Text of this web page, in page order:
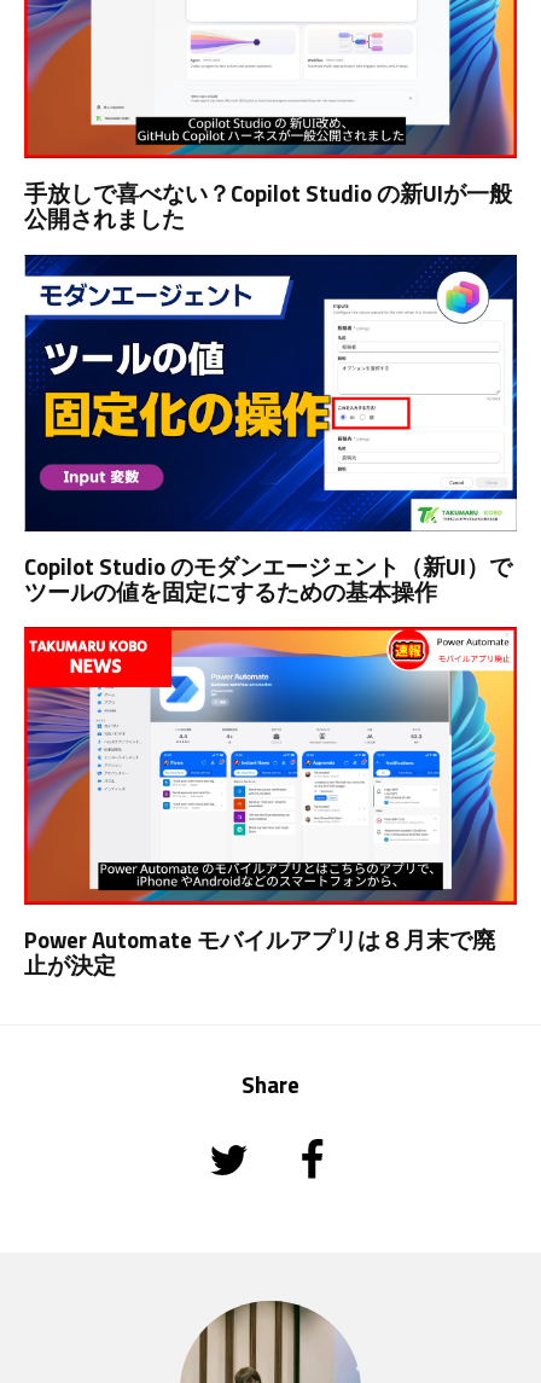
手放しで喜べない？Copilot Studio の新UIが一般
公開されました
Copilot Studio のモダンエージェント（新UI）で
ツールの値を固定にするための基本操作
Power Automate モバイルアプリは８月末で廃
止が決定
Share